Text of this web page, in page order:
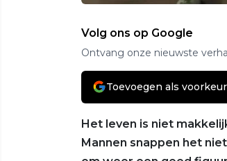
Volg ons op Google
Ontvang onze nieuwste
Toevoegen als
Het leven is niet
Mannen snappen het